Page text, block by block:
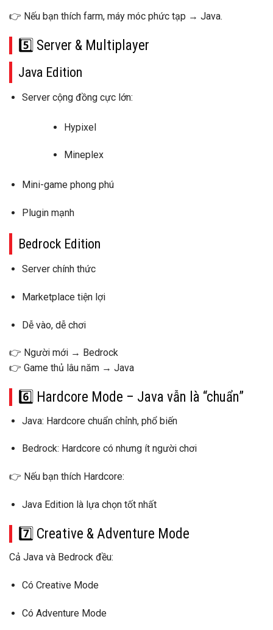
👉 Nếu bạn thích farm, máy móc phức tạp → Java.
5️⃣ Server & Multiplayer
Java Edition
Server cộng đồng cực lớn:
Hypixel
Mineplex
Mini-game phong phú
Plugin mạnh
Bedrock Edition
Server chính thức
Marketplace tiện lợi
Dễ vào, dễ chơi
👉 Người mới → Bedrock
👉 Game thủ lâu năm → Java
6️⃣ Hardcore Mode – Java vẫn là “chuẩn”
Java: Hardcore chuẩn chỉnh, phổ biến
Bedrock: Hardcore có nhưng ít người chơi
👉 Nếu bạn thích Hardcore:
Java Editionlà lựa chọn tốt nhất
7️⃣ Creative & Adventure Mode
Cả Java và Bedrock đều:
Có Creative Mode
Có Adventure Mode